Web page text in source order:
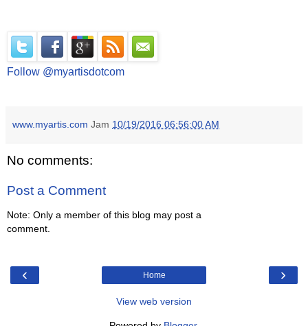
Follow @myartisdotcom
www.myartis.com Jam 10/19/2016 06:56:00 AM
No comments:
Post a Comment
Note: Only a member of this blog may post a
comment.
‹ ›
Home
View web version